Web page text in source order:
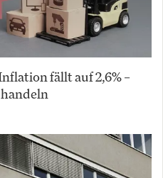
fällt auf 2,6% –